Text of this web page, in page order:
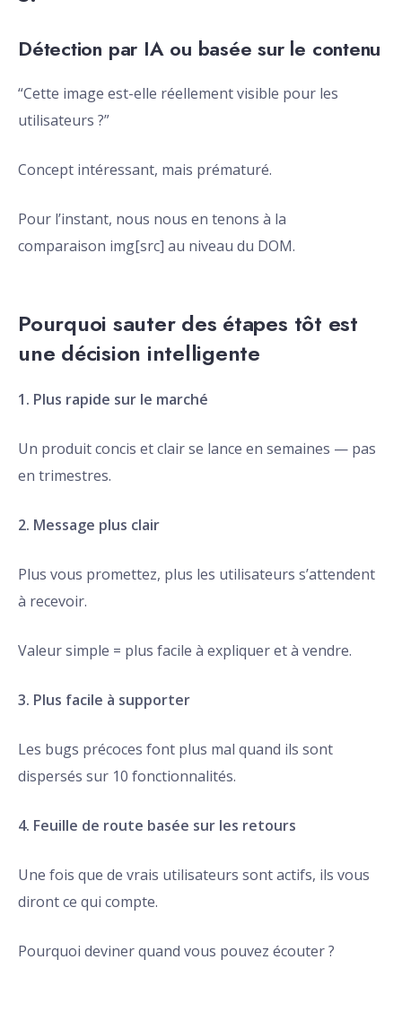
Détection par IA ou basée sur le contenu
“Cette image est-elle réellement visible pour les
utilisateurs ?”
Concept intéressant, mais prématuré.
Pour l’instant, nous nous en tenons à la
comparaison img[src] au niveau du DOM.
Pourquoi sauter des étapes tôt est
une décision intelligente
1. Plus rapide sur le marché
Un produit concis et clair se lance en semaines — pas
en trimestres.
2. Message plus clair
Plus vous promettez, plus les utilisateurs s’attendent
à recevoir.
Valeur simple = plus facile à expliquer et à vendre.
3. Plus facile à supporter
Les bugs précoces font plus mal quand ils sont
dispersés sur 10 fonctionnalités.
4. Feuille de route basée sur les retours
Une fois que de vrais utilisateurs sont actifs, ils vous
diront ce qui compte.
Pourquoi deviner quand vous pouvez écouter ?